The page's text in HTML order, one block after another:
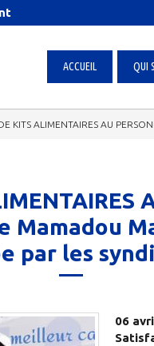
ACCUEIL QUI
KITS ALIMENTAIRES AU
Mamadou
par les
06